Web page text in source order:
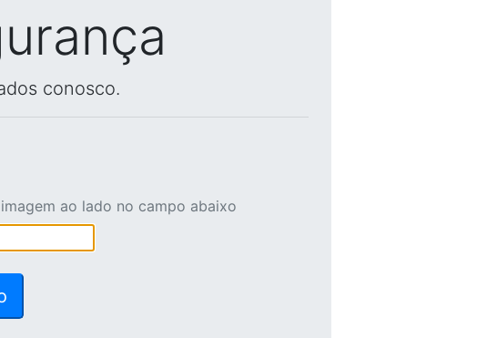
conosco.
ao lado no campo abaixo